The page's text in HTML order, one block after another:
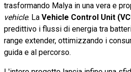
trasformando Malya in una vera e
vehicle. La Vehicle Control Unit
predittivo i flussi di energia tra
range extender, ottimizzando i
guida e al percorso.